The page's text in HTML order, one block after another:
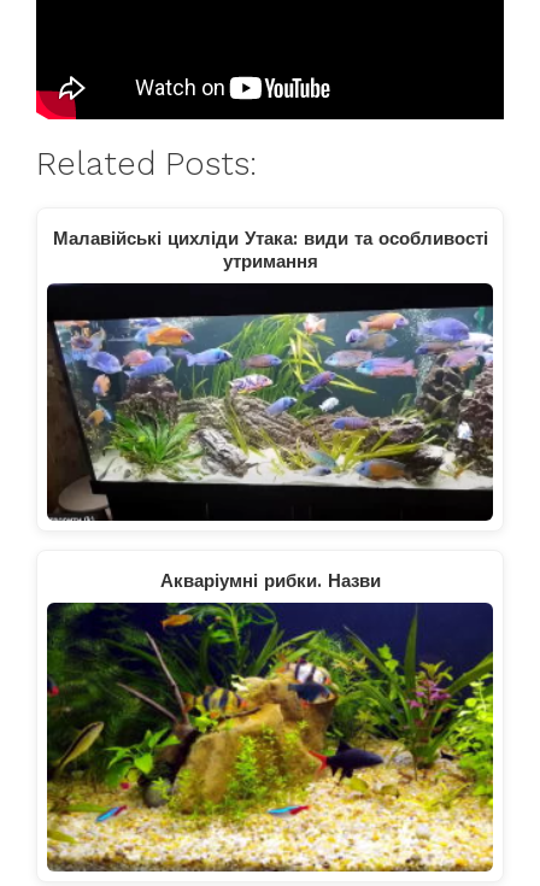
Related Posts:
Малавійські цихліди Утака: види та особливості
утримання
Акваріумні рибки. Назви